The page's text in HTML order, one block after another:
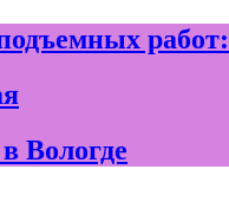
Вологде